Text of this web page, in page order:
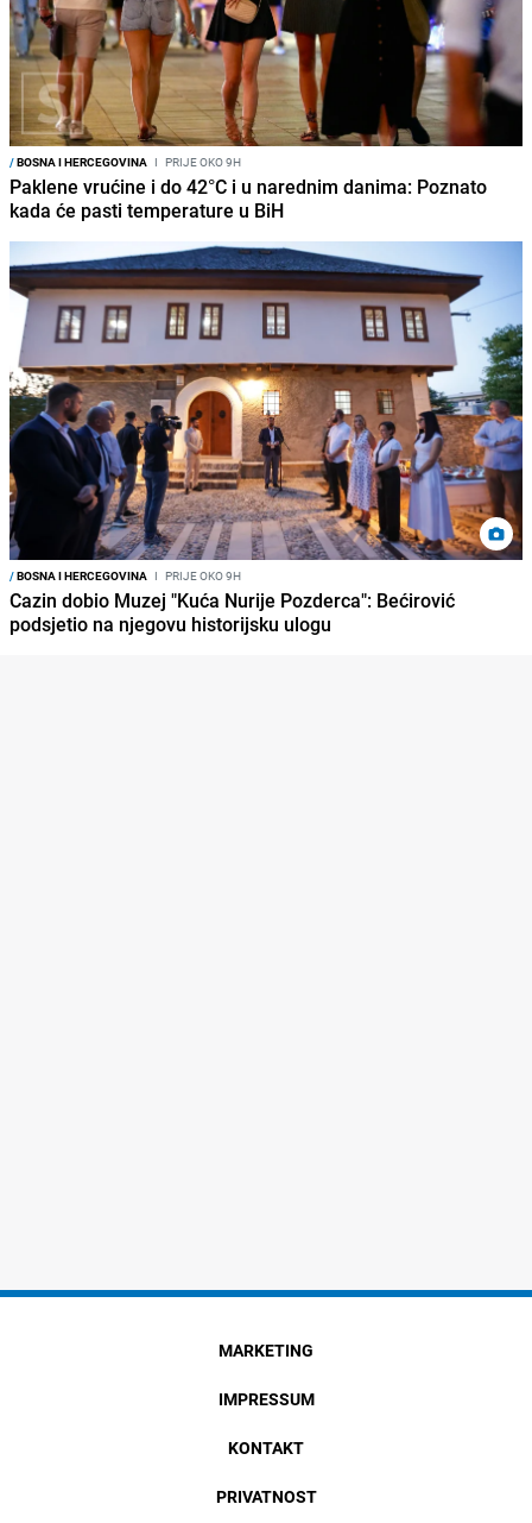
/BOSNA I HERCEGOVINA I PRIJE OKO 9H
Paklene vrućine i do 42°C i u narednim danima: Poznato
kada će pasti temperature u BiH
/BOSNA I HERCEGOVINA I PRIJE OKO 9H
Cazin dobio Muzej "Kuća Nurije Pozderca": Bećirović
podsjetio na njegovu historijsku ulogu
MARKETING
IMPRESSUM
KONTAKT
PRIVATNOST